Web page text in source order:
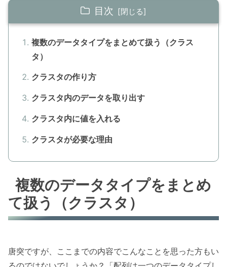
目次
複数のデータタイプをまとめて扱う（クラス
タ）
クラスタの作り方
クラスタ内のデータを取り出す
クラスタ内に値を入れる
クラスタが必要な理由
複数のデータタイプをまとめ
て扱う（クラスタ）
唐突ですが、ここまでの内容でこんなことを思った方もい